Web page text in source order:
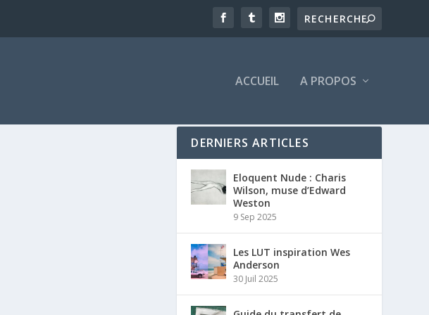
ACCUEIL A PROPOS
DERNIERS ARTICLES
Eloquent Nude : Charis
Wilson, muse d’Edward
Weston
9 Sep 2025
Les LUT inspiration Wes
Anderson
30 Juil 2025